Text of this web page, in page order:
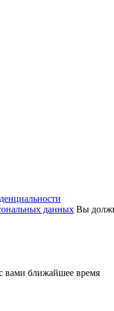
данных Вы
вами ближайшее время